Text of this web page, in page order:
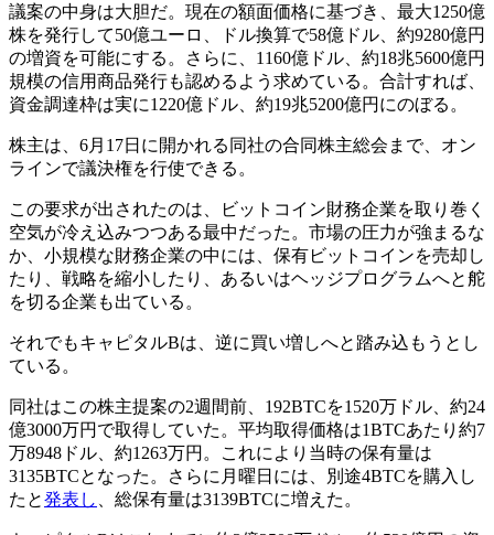
議案の中身は大胆だ。現在の額面価格に基づき、最大1250億
株を発行して50億ユーロ、ドル換算で58億ドル、約9280億円
の増資を可能にする。さらに、1160億ドル、約18兆5600億円
規模の信用商品発行も認めるよう求めている。合計すれば、
資金調達枠は実に1220億ドル、約19兆5200億円にのぼる。
株主は、6月17日に開かれる同社の合同株主総会まで、オン
ラインで議決権を行使できる。
この要求が出されたのは、ビットコイン財務企業を取り巻く
空気が冷え込みつつある最中だった。市場の圧力が強まるな
か、小規模な財務企業の中には、保有ビットコインを売却し
たり、戦略を縮小したり、あるいはヘッジプログラムへと舵
を切る企業も出ている。
それでもキャピタルBは、逆に買い増しへと踏み込もうとし
ている。
同社はこの株主提案の2週間前、192BTCを1520万ドル、約24
億3000万円で取得していた。平均取得価格は1BTCあたり約7
万8948ドル、約1263万円。これにより当時の保有量は
3135BTCとなった。さらに月曜日には、別途4BTCを購入し
たと発表し 、総保有量は3139BTCに増えた。